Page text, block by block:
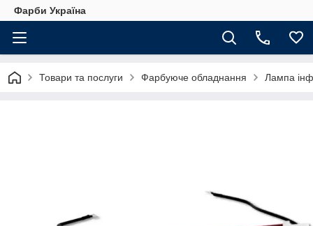
Фарби Україна
Товари та послуги Фарбуюче обладнання Лампа